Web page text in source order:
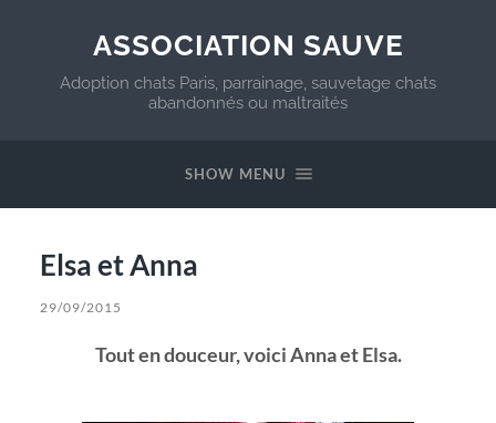
ASSOCIATION SAUVE
Adoption chats Paris, parrainage, sauvetage chats
abandonnés ou maltraités
SHOW MENU
Elsa et Anna
29/09/2015
Tout en douceur, voici Anna et Elsa.